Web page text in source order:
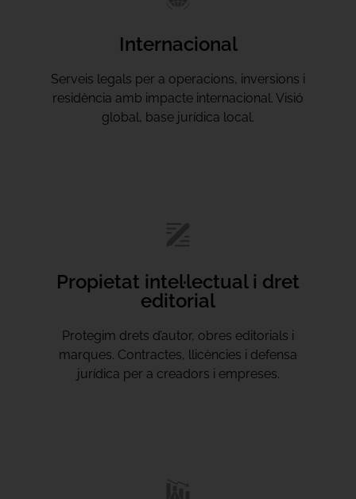
Internacional
Serveis legals per a operacions, inversions i
residència amb impacte internacional. Visió
global, base jurídica local.
Propietat intel·lectual i dret
editorial
Protegim drets d’autor, obres editorials i
marques. Contractes, llicències i defensa
jurídica per a creadors i empreses.